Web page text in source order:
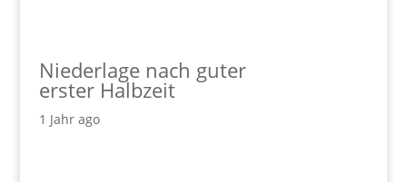
Niederlage nach guter
erster Halbzeit
1 Jahr ago